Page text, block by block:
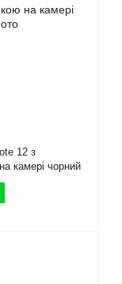
12 з
камері чорний